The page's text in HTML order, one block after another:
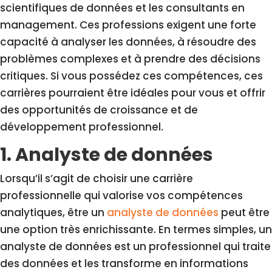
scientifiques de données et les consultants en
management. Ces professions exigent une forte
capacité à analyser les données, à résoudre des
problèmes complexes et à prendre des décisions
critiques. Si vous possédez ces compétences, ces
carrières pourraient être idéales pour vous et offrir
des opportunités de croissance et de
développement professionnel.
1. Analyste de données
Lorsqu’il s’agit de choisir une carrière
professionnelle qui valorise vos compétences
analytiques, être un analyste de données peut être
une option très enrichissante. En termes simples, un
analyste de données est un professionnel qui traite
des données et les transforme en informations